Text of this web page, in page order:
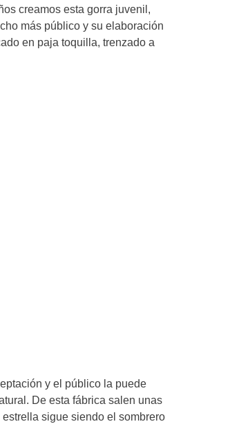
creamos esta gorra juvenil,
más público y su elaboración
en paja toquilla, trenzado a
y el público la puede
De esta fábrica salen unas
sigue siendo el sombrero